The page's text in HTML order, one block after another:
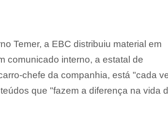
Temer, a EBC distribuiu material em
comunicado interno, a estatal de
chefe da companhia, está "cada
que "fazem a diferença na vida